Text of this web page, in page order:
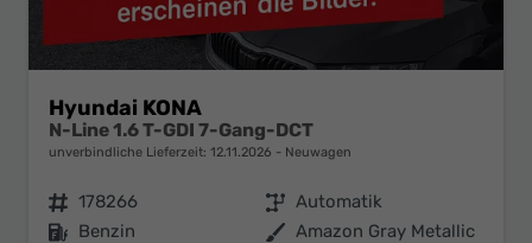
Hyundai KONA
N-Line 1.6 T-GDI 7-Gang-DCT
unverbindliche Lieferzeit: 12.11.2026 Neuwagen
Fahrzeugnr. 178266 Getriebe Automatik
Kraftstoff Benzin Außenfarbe Amazon Gray Metallic